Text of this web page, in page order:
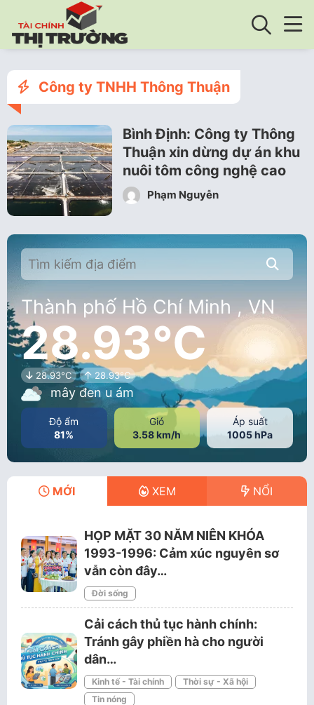
Công ty TNHH Thông Thuận
Bình Định: Công ty Thông
Thuận xin dừng dự án khu
nuôi tôm công nghệ cao
Phạm Nguyễn
Thành phố Hồ Chí Minh , VN
28.93°C
28.93°C 28.93°C
mây đen u ám
Độ ẩm
81%
Gió
3.58 km/h
Áp suất
1005 hPa
MỚI XEM NỔI
HỌP MẶT 30 NĂM NIÊN KHÓA
1993-1996: Cảm xúc nguyên sơ
vẫn còn đây…
Đời sống
Cải cách thủ tục hành chính:
Tránh gây phiền hà cho người
dân…
Kinh tế - Tài chính
Thời sự - Xã hội
Tin nóng